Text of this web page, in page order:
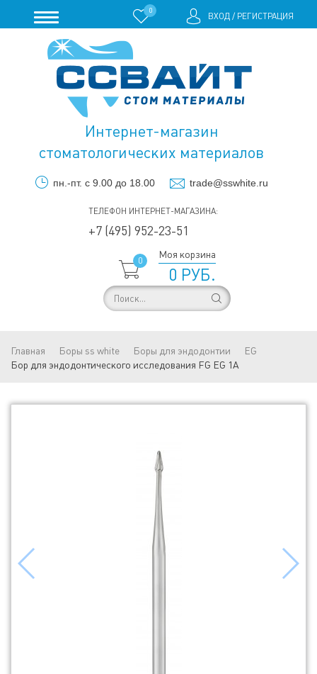
0
ВХОД/ РЕГИСТРАЦИЯ
Интернет-магазин
стоматологических материалов
пн.-пт. с 9.00 до 18.00 trade@sswhite.ru
ТЕЛЕФОН ИНТЕРНЕТ-МАГАЗИНА:
+7 (495) 952-23-51
0
Моя корзина
0 РУБ.
Главная Боры ss white Боры для эндодонтии
EG
Бор для эндодонтического исследования FG EG 1A